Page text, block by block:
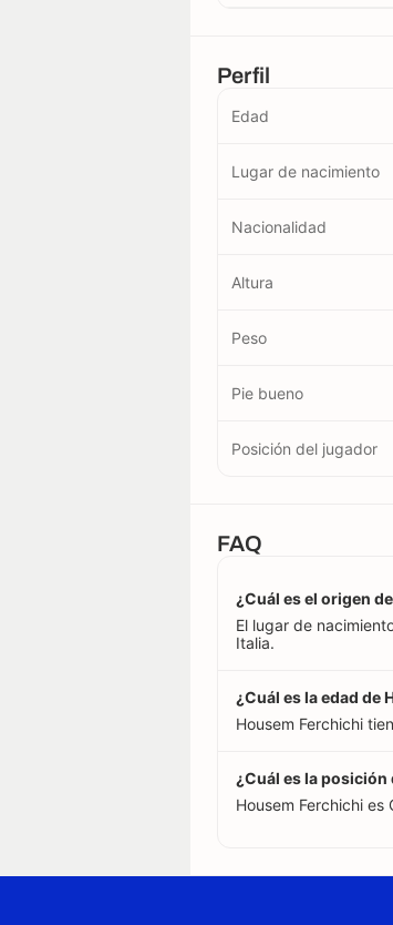
Perfil
Edad
Lugar de nacimiento
Nacionalidad
Altura
Peso
Pie bueno
Posición del jugador
FAQ
¿Cuál es el origen
El lugar de
Italia.
¿Cuál es la edad de
Housem Ferchichi
¿Cuál es la posición
Housem Ferchichi es